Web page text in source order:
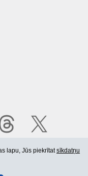
lapu, Jūs piekrītatsīkdatņu